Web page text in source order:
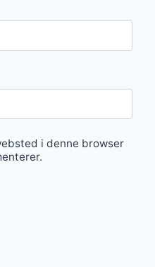
i denne browser